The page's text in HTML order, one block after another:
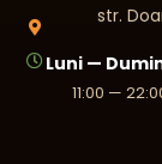
str.
Luni —
11:00 —